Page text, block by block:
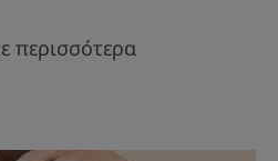
περισσότερα